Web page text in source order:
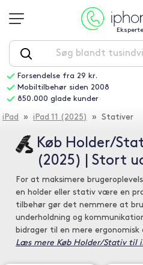
Forsendelse fra 29 kr.
Mobiltilbehør siden 2008
850.000 glade kunder
iPad » iPad 11 (2025) » Stativer
Køb Holder/
(2025) | Stort
For at maksimere
en holder eller stativ være en
tilbehør gør det nemmere at
underholdning og
bidrager til en mere ergonomisk
Læs mere Køb Holder/Stativ til